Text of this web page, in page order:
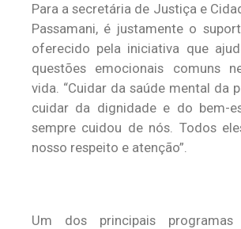
Para a secretária de Justiça e
Passamani, é justamente o
oferecido pela iniciativa que
questões emocionais comuns
vida. “Cuidar da saúde mental da
cuidar da dignidade e do bem-
sempre cuidou de nós. Todos
nosso respeito e atenção”.
Um dos principais